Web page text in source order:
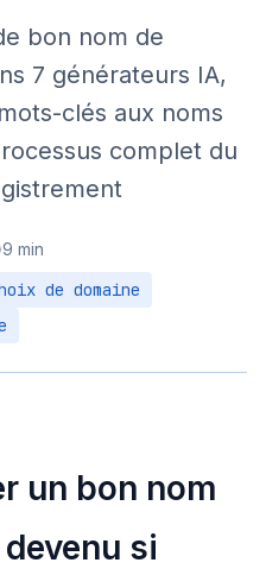
bon nom de
7 générateurs IA,
clés aux noms
complet du
9 min
de domaine
un bon nom
si